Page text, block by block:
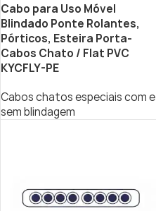
Cabo para Uso Móvel
Blindado Ponte Rolantes,
Pórticos, Esteira Porta-
Cabos Chato / Flat PVC
KYCFLY-PE
Cabos chatos especiais com e
sem blindagem